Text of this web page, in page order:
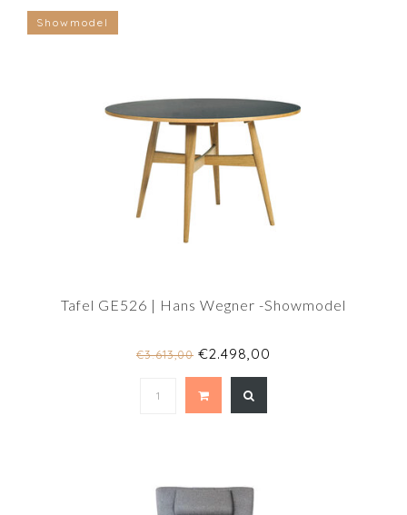
Showmodel
Tafel GE526 | Hans Wegner -Showmodel
€3.613,00 €2.498,00